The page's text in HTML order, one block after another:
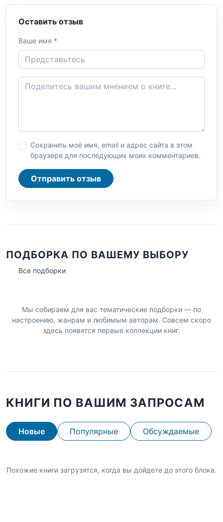
Оставить отзыв
Ваше имя *
Сохранить моё имя, email и адрес сайта в этом
браузере для последующих моих комментариев.
Отправить отзыв
ПОДБОРКА ПО ВАШЕМУ ВЫБОРУ
Все подборки
Мы собираем для вас тематические подборки — по
настроению, жанрам и любимым авторам. Совсем скоро
здесь появятся первые коллекции книг.
КНИГИ ПО ВАШИМ ЗАПРОСАМ
Новые Популярные Обсуждаемые
Похожие книги загрузятся, когда вы дойдете до этого блока.